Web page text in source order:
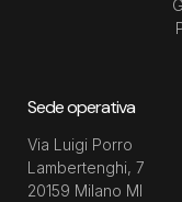
Sede operativa
Via Luigi Porro
Lambertenghi, 7
20159 Milano MI